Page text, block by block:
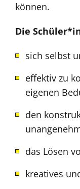
können.
Die
sich selbst
effektiv zu
eigenen
den
das Lösen
kreatives